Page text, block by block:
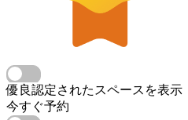
優良認定されたスペースを表示
今すぐ予約